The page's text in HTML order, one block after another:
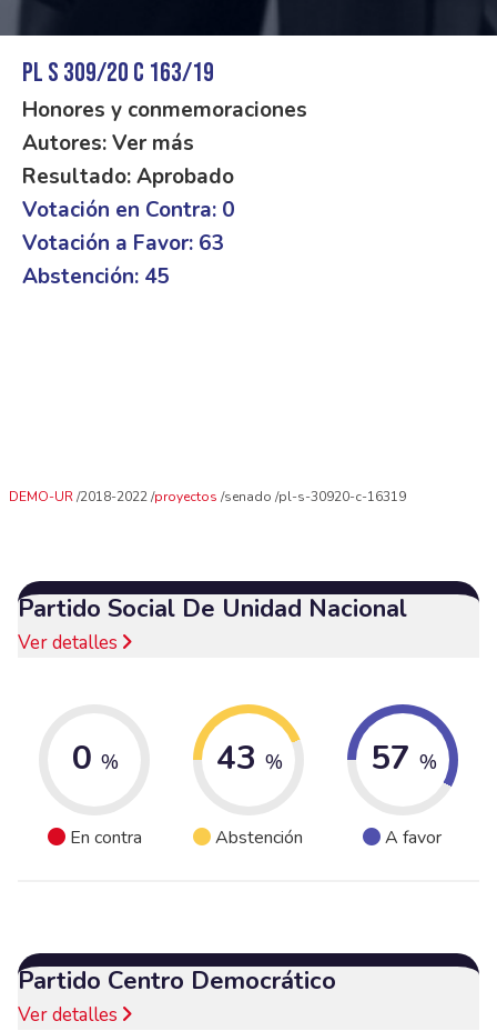
PL S 309/20 C 163/19
Honores y conmemoraciones
Autores: Ver más
Resultado: Aprobado
Votación en Contra: 0
Votación a Favor: 63
Abstención: 45
DEMO-UR 2018-2022 proyectos senado pl-s-30920-c-16319
Partido Social De Unidad Nacional
Ver detalles
0 %
En contra
43 %
Abstención
57 %
A favor
Partido Centro Democrático
Ver detalles